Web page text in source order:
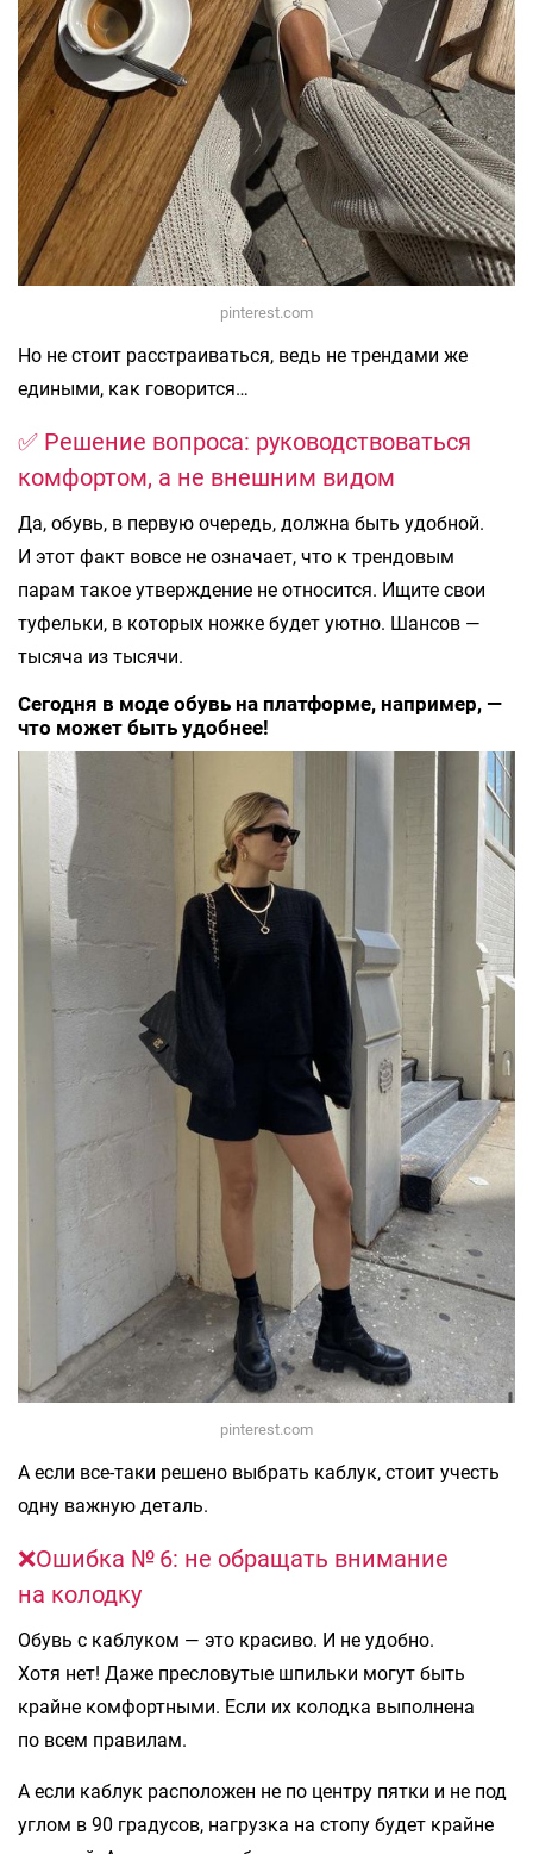
pinterest.com
Но не стоит расстраиваться, ведь не трендами же
едиными, как говорится…
✅ Решение вопроса: руководствоваться
комфортом, а не внешним видом
Да, обувь, в первую очередь, должна быть удобной.
И этот факт вовсе не означает, что к трендовым
парам такое утверждение не относится. Ищите свои
туфельки, в которых ножке будет уютно. Шансов —
тысяча из тысячи.
Сегодня в моде обувь на платформе, например, —
что может быть удобнее!
pinterest.com
А если все-таки решено выбрать каблук, стоит учесть
одну важную деталь.
❌Ошибка № 6: не обращать внимание
на колодку
Обувь с каблуком — это красиво. И не удобно.
Хотя нет! Даже пресловутые шпильки могут быть
крайне комфортными. Если их колодка выполнена
по всем правилам.
А если каблук расположен не по центру пятки и не под
углом в 90 градусов, нагрузка на стопу будет крайне